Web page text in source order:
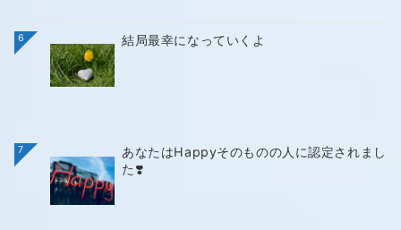
6 結局最幸になっていくよ
7
あなたはHappyそのものの人に認定されまし
た❣️